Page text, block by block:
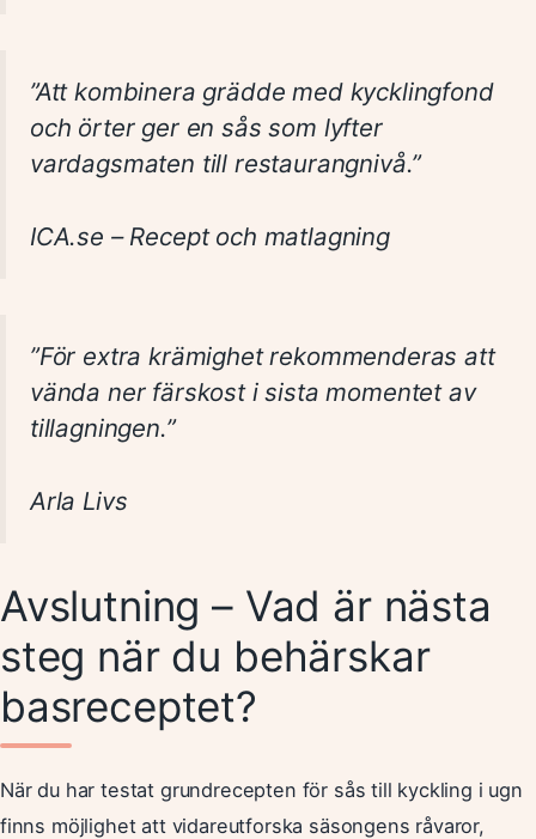
”Att kombinera grädde med kycklingfond
och örter ger en sås som lyfter
vardagsmaten till restaurangnivå.”
ICA.se – Recept och matlagning
”För extra krämighet rekommenderas att
vända ner färskost i sista momentet av
tillagningen.”
Arla Livs
Avslutning – Vad är nästa
steg när du behärskar
basreceptet?
När du har testat grundrecepten för sås till kyckling i ugn
finns möjlighet att vidareutforska säsongens råvaror,